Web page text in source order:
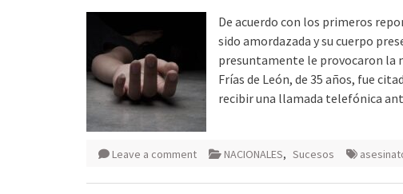
De acuerdo con los primeros
sido amordazada y su cuerpo
presuntamente le provocaron la
Frías de León, de 35 años, fue
recibir una llamada telefónica
Leave a comment NACIONALES, Sucesos